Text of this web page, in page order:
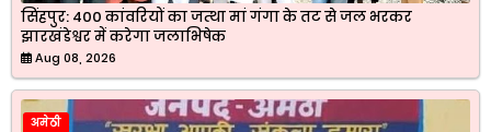
सिंहपुर: 400 कांवरियों का जत्था मां गंगा के तट से जल भरकर
झारखंडेश्वर में करेगा जलाभिषेक
Aug 08, 2026
अमेठी